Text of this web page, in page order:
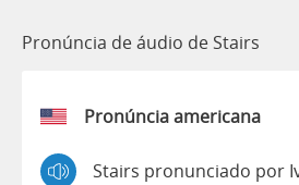
Pronúncia de áudio de Stairs
Pronúncia americana
Stairs pronunciado por